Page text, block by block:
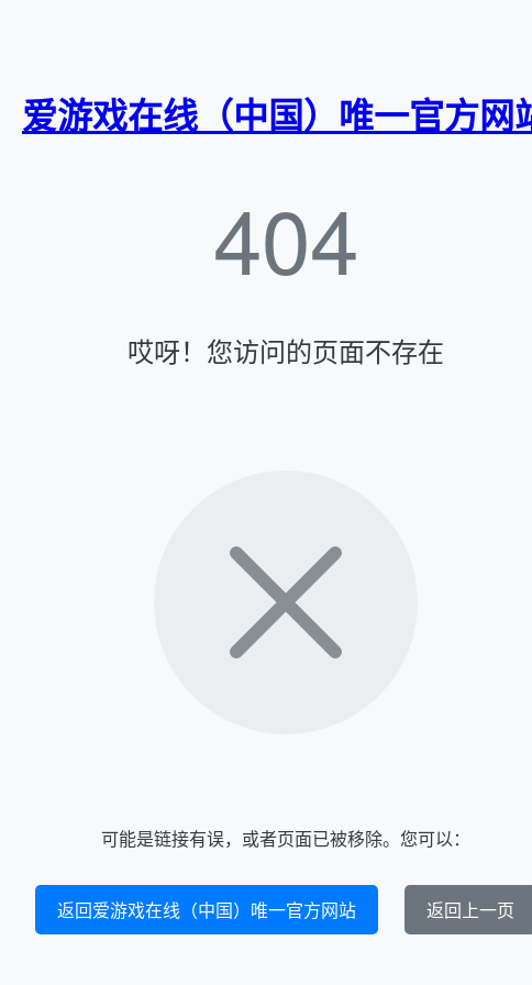
爱游戏在线（中国）唯一官方网
404
哎呀！您访问的页面不存在
可能是链接有误，或者页面已被移除。您可以：
返回爱游戏在线（中国）唯一官方网站 返回上一页